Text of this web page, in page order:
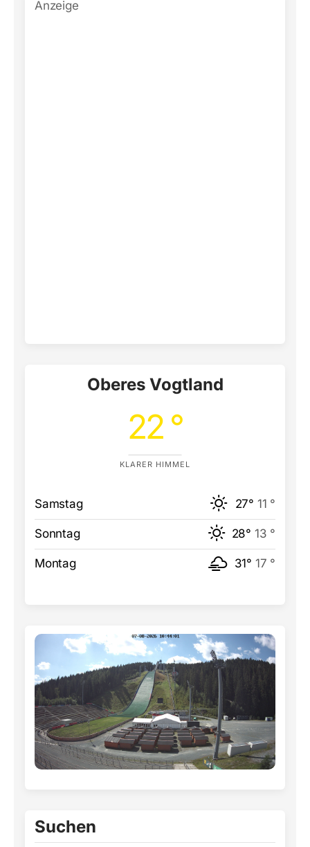
Anzeige
Oberes Vogtland
22 °
KLARER HIMMEL
Samstag 27° 11 °
Sonntag 28° 13 °
Montag 31° 17 °
Suchen